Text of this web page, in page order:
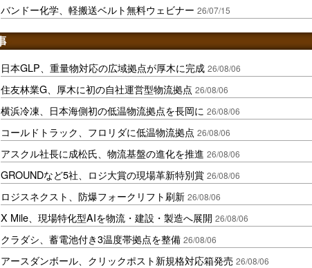
バンドー化学、軽搬送ベルト無料ウェビナー 26/07/15
日本GLP、重量物対応の広域拠点が厚木に完成 26/08/06
住友林業G、厚木に初の自社運営型物流拠点 26/08/06
横浜冷凍、日本海側初の低温物流拠点を長岡に 26/08/06
コールドトラック、フロリダに低温物流拠点 26/08/06
アスクル社長に成松氏、物流基盤の進化を推進 26/08/06
GROUNDなど5社、ロジ大賞の現場革新特別賞 26/08/06
ロジスネクスト、防爆フォークリフト刷新 26/08/06
X Mile、現場特化型AIを物流・建設・製造へ展開 26/08/06
クラダシ、蓄電池付き3温度帯拠点を整備 26/08/06
アースダンボール、クリックポスト新規格対応箱発売 26/08/06